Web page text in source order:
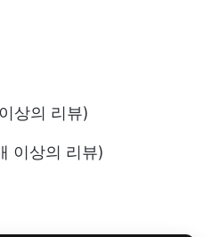
상의 리뷰)
이상의 리뷰)